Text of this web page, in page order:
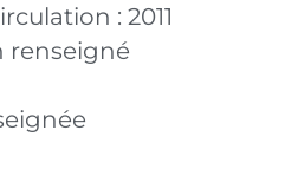
: 2011
renseigné